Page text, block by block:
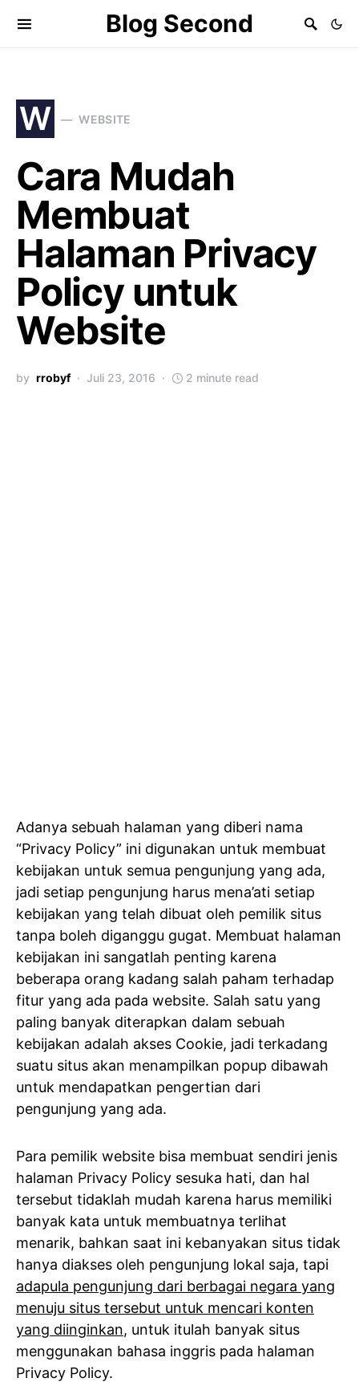
Blog Second
W WEBSITE
Cara Mudah
Membuat
Halaman Privacy
Policy untuk
Website
by rrobyf Juli 23, 2016 2 minute read
Adanya sebuah halaman yang diberi nama
“Privacy Policy” ini digunakan untuk membuat
kebijakan untuk semua pengunjung yang ada,
jadi setiap pengunjung harus mena’ati setiap
kebijakan yang telah dibuat oleh pemilik situs
tanpa boleh diganggu gugat. Membuat halaman
kebijakan ini sangatlah penting karena
beberapa orang kadang salah paham terhadap
fitur yang ada pada website. Salah satu yang
paling banyak diterapkan dalam sebuah
kebijakan adalah akses Cookie, jadi terkadang
suatu situs akan menampilkan popup dibawah
untuk mendapatkan pengertian dari
pengunjung yang ada.
Para pemilik website bisa membuat sendiri jenis
halaman Privacy Policy sesuka hati, dan hal
tersebut tidaklah mudah karena harus memiliki
banyak kata untuk membuatnya terlihat
menarik, bahkan saat ini kebanyakan situs tidak
hanya diakses oleh pengunjung lokal saja, tapi
adapula pengunjung dari berbagai negara yang
menuju situs tersebut untuk mencari konten
yang diinginkan, untuk itulah banyak situs
menggunakan bahasa inggris pada halaman
Privacy Policy.